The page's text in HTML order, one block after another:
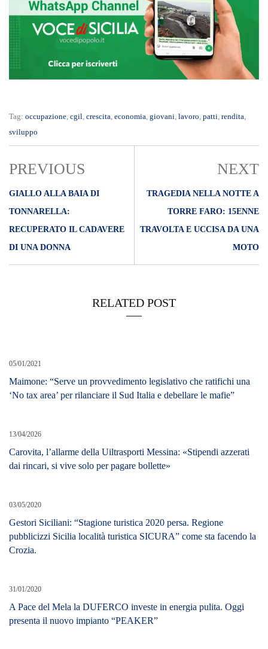
Tag: occupazione, cgil, crescita, economia, giovani, lavoro, patti, rendita,
sviluppo
PREVIOUS
GIALLO ALLA BAIA DI
TONNARELLA:
RECUPERATO IL CADAVERE
DI UNA DONNA
NEXT
TRAGEDIA NELLA NOTTE A
TORRE FARO: 15ENNE
TRAVOLTA E UCCISA DA UNA
MOTO​
RELATED POST
05/01/2021
Maimone: “Serve un provvedimento legislativo che ratifichi una
‘No tax area’ per rilanciare il Sud Italia e debellare le mafie”
13/04/2026
Carovita, l’allarme della Uiltrasporti Messina: «Stipendi azzerati
dai rincari, si vive solo per pagare bollette»
03/05/2020
Gestori Siciliani: “Stagione turistica 2020 persa. Regione
pubblicizzi Sicilia località turistica SICURA” come sta facendo la
Crozia.
31/01/2020
A Pace del Mela la DUFERCO investe in energia pulita. Oggi
presenta il nuovo impianto “PEAKER”